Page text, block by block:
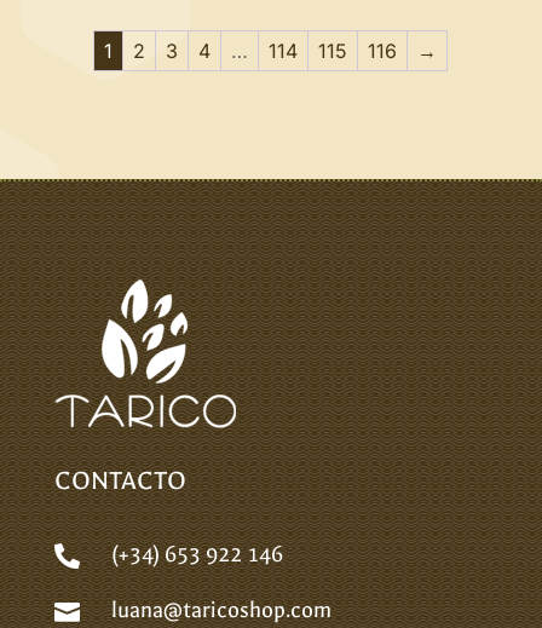
1 2 3 4 … 114 115 116 →
CONTACTO
 (+34) 653 922 146
 luana@taricoshop.com